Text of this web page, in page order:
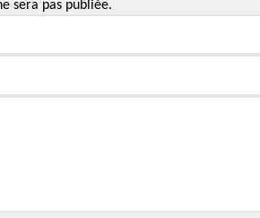
sera pas publiée.